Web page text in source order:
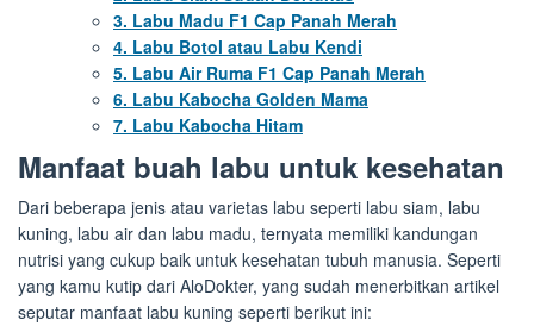
3. Labu Madu F1 Cap Panah Merah
4. Labu Botol atau Labu Kendi
5. Labu Air Ruma F1 Cap Panah Merah
6. Labu Kabocha Golden Mama
7. Labu Kabocha Hitam
Manfaat buah labu untuk kesehatan
Dari beberapa jenis atau varietas labu seperti labu siam, labu
kuning, labu air dan labu madu, ternyata memiliki kandungan
nutrisi yang cukup baik untuk kesehatan tubuh manusia. Seperti
yang kamu kutip dari AloDokter, yang sudah menerbitkan artikel
seputar manfaat labu kuning seperti berikut ini: